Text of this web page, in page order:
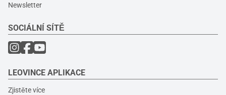
Newsletter
SOCIÁLNÍ SÍTĚ
LEOVINCE APLIKACE
Zjistěte více